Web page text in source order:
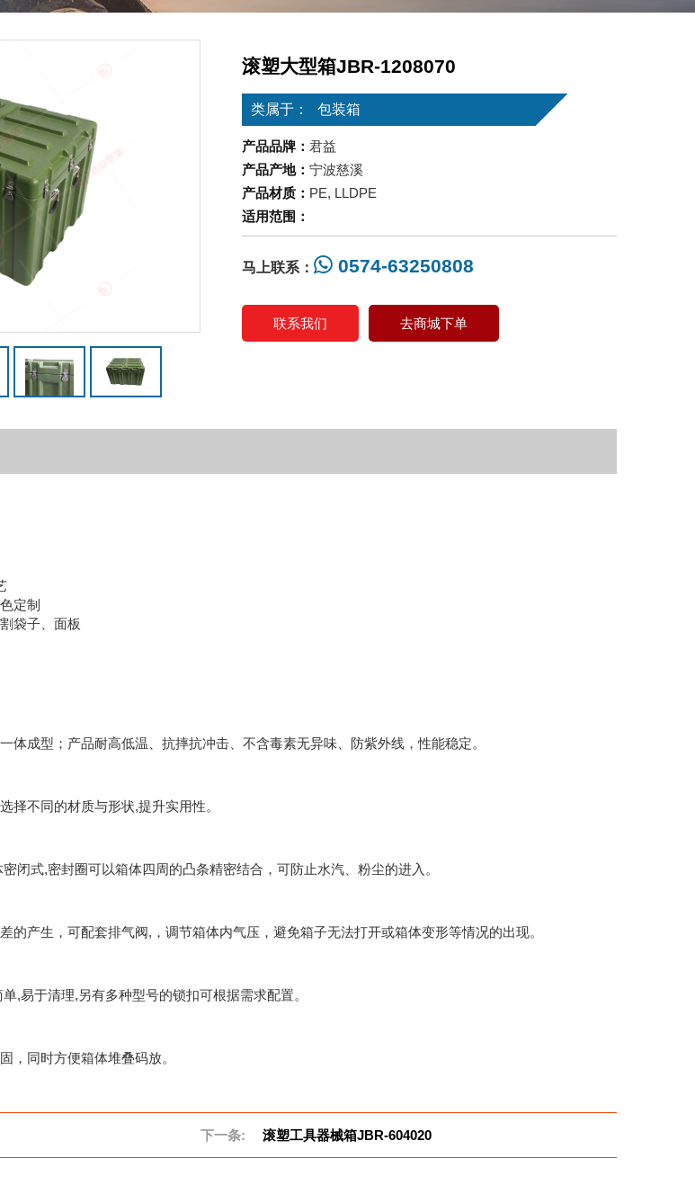
滚塑大型箱JBR-1208070
类属于： 包装箱
产品品牌：君益
产品产地：宁波慈溪
产品材质： PE, LLDPE
适用范围：
马上联系： 0574-63250808
联系我们 去商城下单
定制
袋子、面板
体成型；产品耐高低温、抗摔抗冲击、不含毒素无异味、防紫外线，性能稳定。
择不同的材质与形状,提升实用性。
闭式,密封圈可以箱体四周的凸条精密结合，可防止水汽、粉尘的进入。
的产生，可配套排气阀,，调节箱体内气压，避免箱子无法打开或箱体变形等情况的出现。
,易于清理,另有多种型号的锁扣可根据需求配置。
，同时方便箱体堆叠码放。
下一条: 滚塑工具器械箱JBR-604020